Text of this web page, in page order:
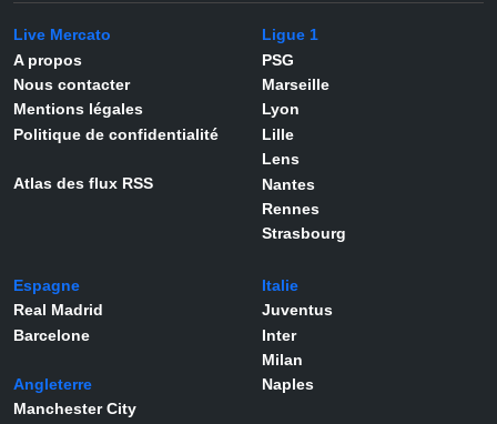
Live Mercato
A propos
Nous contacter
Mentions légales
Politique de confidentialité
Atlas des flux RSS
Ligue 1
PSG
Marseille
Lyon
Lille
Lens
Nantes
Rennes
Strasbourg
Espagne
Real Madrid
Barcelone
Angleterre
Manchester City
Italie
Juventus
Inter
Milan
Naples